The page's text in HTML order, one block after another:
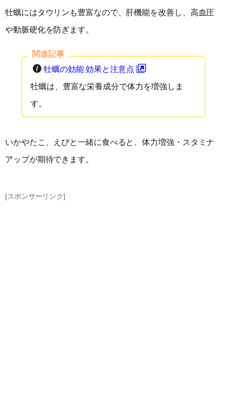
牡蠣にはタウリンも豊富なので、肝機能を改善し、高血圧
や動脈硬化を防ぎます。
関連記事
牡蠣の効能 効果と注意点
牡蠣は、豊富な栄養成分で体力を増強しま
す。
いかやたこ、えびと一緒に食べると、体力増強・スタミナ
アップが期待できます。
[スポンサーリンク]